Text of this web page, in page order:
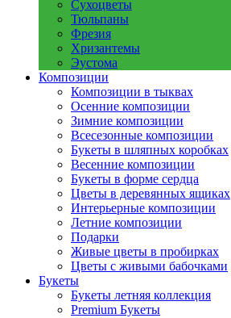
Сухоцветы
Тюльпаны
Фрезия
Хризантемы
Эустома
Композиции
Композиции в тыквах
Осенние композиции
Зимние композиции
Всесезонные композиции
Букеты в шляпных коробках
Весенние композиции
Букеты в форме сердца
Цветы в деревянных ящиках
Интерьерные композиции
Летние композиции
Подарки
Живые цветы в пробирках
Цветы с живыми бабочками
Букеты
Букеты летняя коллекция
Premium Букеты